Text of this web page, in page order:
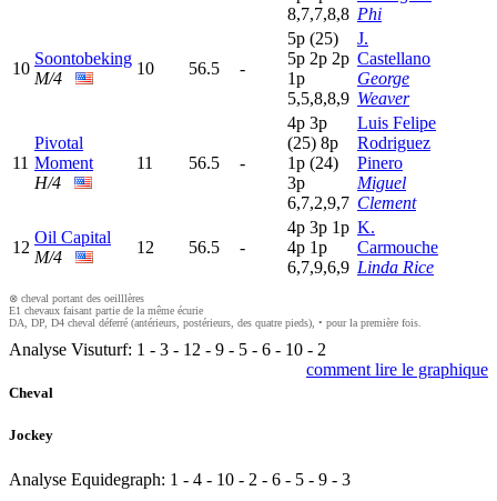
8,7,7,8,8 Phi
10
Soontobeking
M/4
10 56.5 -
5p (25)
5p 2p 2p
1p
5,5,8,8,9
J.
Castellano
George
Weaver
11
Pivotal
Moment
H/4
11 56.5 -
4p 3p
(25) 8p
1p (24)
3p
6,7,2,9,7
Luis Felipe
Rodriguez
Pinero
Miguel
Clement
12
Oil Capital
M/4
12 56.5 -
4p 3p 1p
4p 1p
6,7,9,6,9
K.
Carmouche
Linda Rice
⊗ cheval portant des oeilllères
E1 chevaux faisant partie de la même écurie
DA, DP, D4 cheval déferré (antérieurs, postérieurs, des quatre pieds), • pour la première fois.
Analyse Visuturf: 1 - 3 - 12 - 9 - 5 - 6 - 10 - 2
comment lire le graphique
Cheval
Jockey
Analyse Equidegraph: 1 - 4 - 10 - 2 - 6 - 5 - 9 - 3